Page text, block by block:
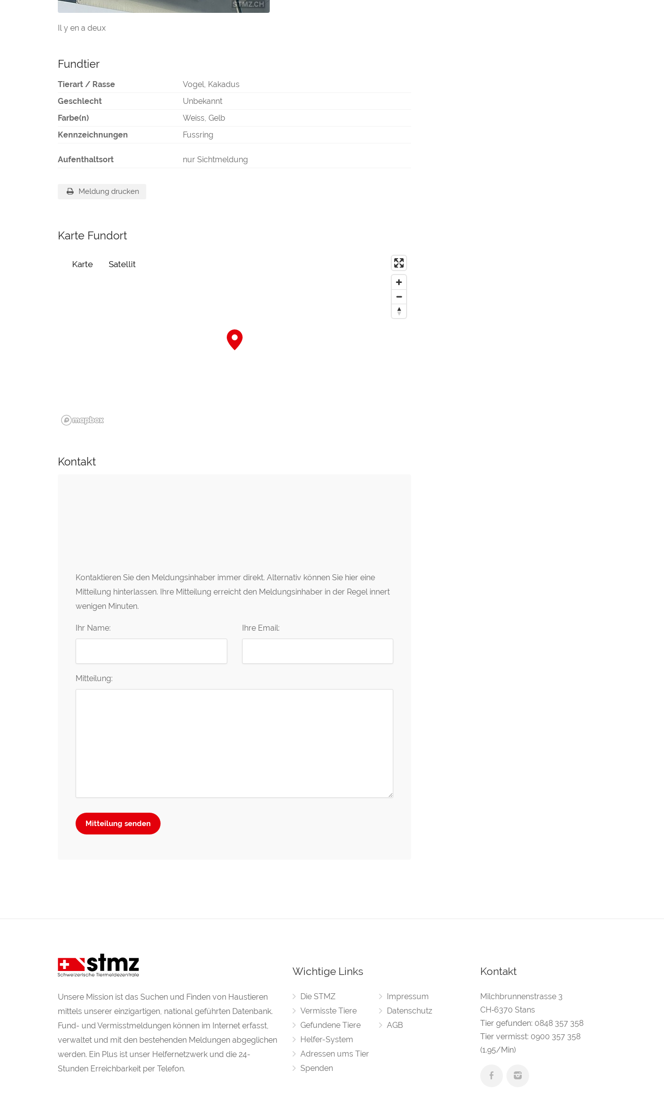
Il y en a deux
Fundtier
Tierart / Rasse
Vogel, Kakadus
Geschlecht
Unbekannt
Farbe(n)
Weiss, Gelb
Kennzeichnungen
Fussring
Aufenthaltsort nur Sichtmeldung
Meldung drucken
Karte Fundort
Karte Satellit
Kontakt
Kontaktieren Sie den Meldungsinhaber immer direkt. Alternativ können Sie hier eine
Mitteilung hinterlassen. Ihre Mitteilung erreicht den Meldungsinhaber in der Regel innert
wenigen Minuten.
Ihr Name: Ihre Email:
Mitteilung:
Mitteilung senden
Unsere Mission ist das Suchen und Finden von Haustieren
mittels unserer einzigartigen, national geführten Datenbank.
Fund- und Vermisstmeldungen können im Internet erfasst,
verwaltet und mit den bestehenden Meldungen abgeglichen
werden. Ein Plus ist unser Helfernetzwerk und die 24-
Stunden Erreichbarkeit per Telefon.
Wichtige Links
Die STMZ
Vermisste Tiere
Gefundene Tiere
Helfer-System
Adressen ums Tier
Spenden
Impressum
Datenschutz
AGB
Kontakt
Milchbrunnenstrasse 3
CH‑6370 Stans
Tier gefunden: 0848 357 358
Tier vermisst: 0900 357 358
(1.95/Min)